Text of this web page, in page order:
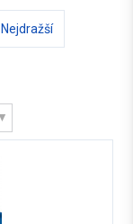
Nejdražší